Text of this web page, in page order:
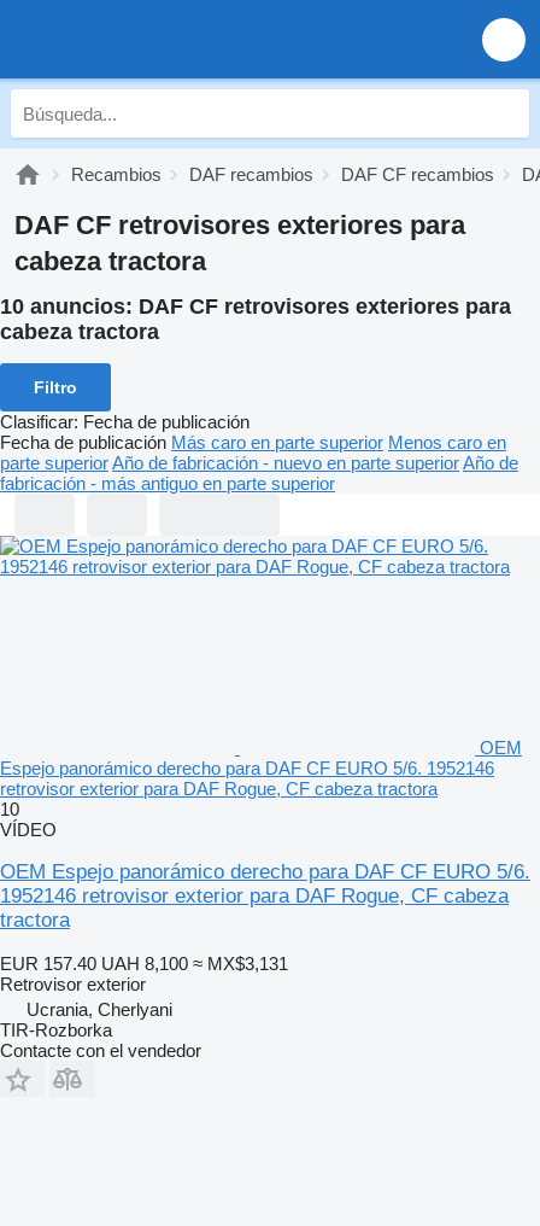
Recambios DAF recambios DAF CF recambios
DAF CF retrovisores exteriores para
cabeza tractora
10 anuncios: DAF CF retrovisores exteriores para
cabeza tractora
Filtro
Clasificar: Fecha de publicación
Fecha de publicación Más caro en parte superior Menos caro en
parte superiorAño de fabricación - nuevo en parte superiorAño de
fabricación - más antiguo en parte superior
OEM
Espejo panorámico derecho para DAF CF EURO 5/6. 1952146
retrovisor exterior para DAF Rogue, CF cabeza tractora
10
VÍDEO
OEM Espejo panorámico derecho para DAF CF EURO 5/6.
1952146 retrovisor exterior para DAF Rogue, CF cabeza
tractora
EUR 157.40 UAH 8,100 ≈ MX$3,131
Retrovisor exterior
Ucrania, Cherlyani
TIR-Rozborka
Contacte con el vendedor